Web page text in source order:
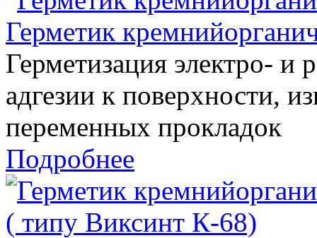
Герметик
Герметизация электро-
адгезии к поверхности,
переменных прокладок
Подробнее